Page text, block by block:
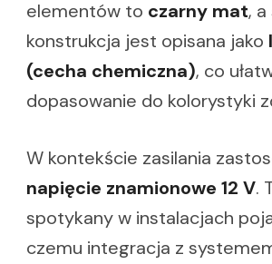
elementów to czarny mat,
konstrukcja jest opisana jako
(cecha chemiczna), co
dopasowanie do kolorystyki
W kontekście zasilania
napięcie znamionowe 12 V.
spotykany w instalacjach
czemu integracja z